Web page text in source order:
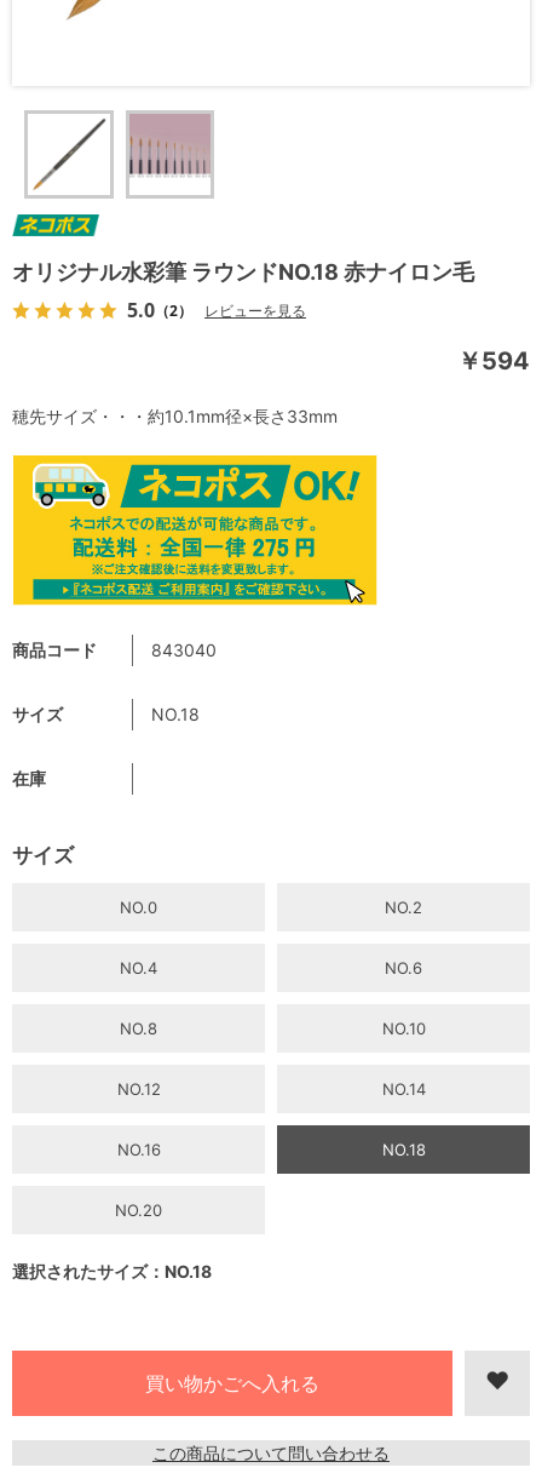
オリジナル水彩筆 ラウンドNO.18 赤ナイロン毛
5.0 （2） レビューを見る
￥594
商品コード 843040
サイズ NO.18
在庫
サイズ
NO.0 NO.2
NO.4 NO.6
NO.8 NO.10
NO.12 NO.14
NO.16 NO.18
NO.20
選択されたサイズ：NO.18
この商品について問い合わせる
穂先サイズ・・・約10.1mm径×長さ33mm